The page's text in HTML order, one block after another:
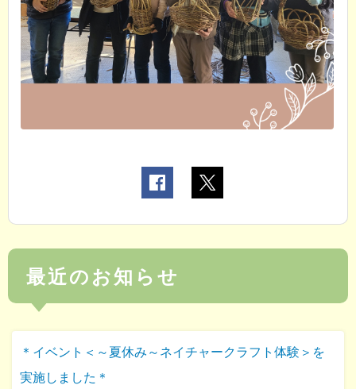
最近のお知らせ
＊イベント＜～夏休み～ネイチャークラフト体験＞を
実施しました＊